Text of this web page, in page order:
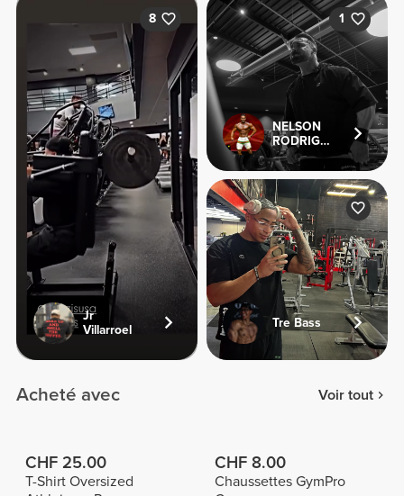
8
Jr
Villarroel
1
NELSON
RODRIGUES
Tre Bass
Acheté avec Voir tout
CHF 25.00
T-Shirt Oversized
CHF 8.00
Chaussettes GymPro